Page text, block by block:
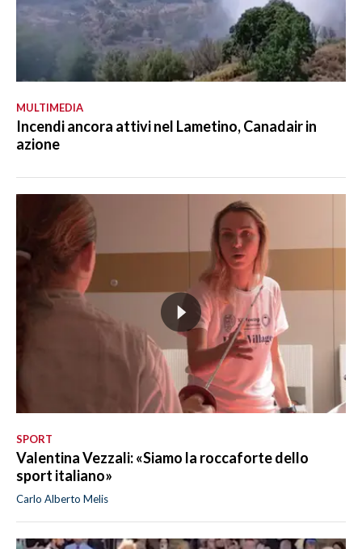
MULTIMEDIA
Incendi ancora attivi nel Lametino, Canadair in
azione
SPORT
Valentina Vezzali: «Siamo la roccaforte dello
sport italiano»
Carlo Alberto Melis